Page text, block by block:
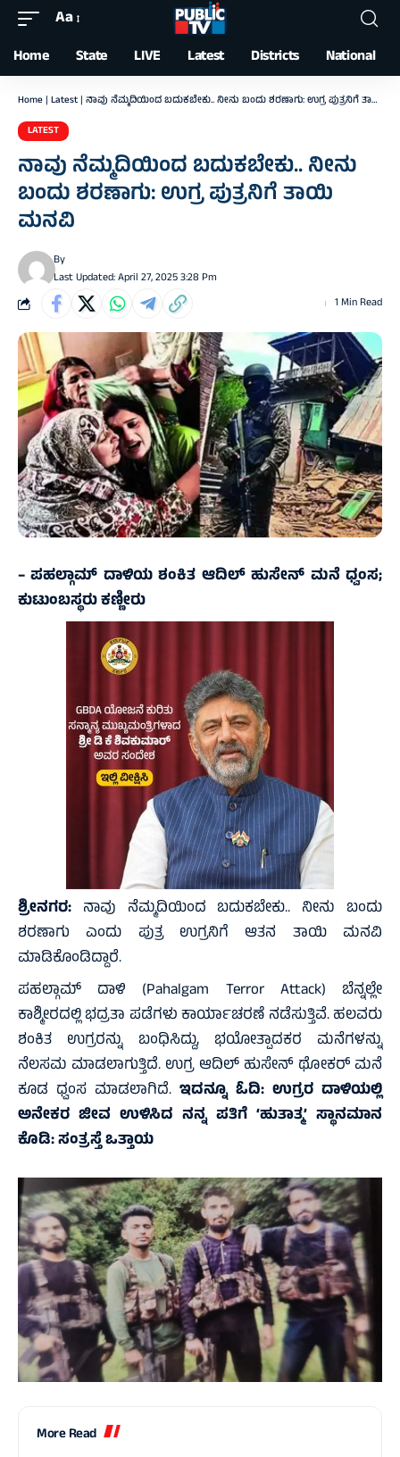
Font
Resizer
Aa
Home State LIVE Latest Districts National
Home | Latest | ನಾವು ನೆಮ್ಮದಿಯಿಂದ ಬದುಕಬೇಕು.. ನೀನು ಬಂದು ಶರಣಾಗು: ಉಗ್ರ ಪುತ್ರನಿಗೆ ತಾಯಿ ಮನವಿ
LATEST
ನಾವು ನೆಮ್ಮದಿಯಿಂದ ಬದುಕಬೇಕು.. ನೀನು
ಬಂದು ಶರಣಾಗು: ಉಗ್ರ ಪುತ್ರನಿಗೆ ತಾಯಿ
ಮನವಿ
Last Updated: April 27, 2025 3:28 Pm
By
1 Min Read
– ಪಹಲ್ಗಾಮ್‌ ದಾಳಿಯ ಶಂಕಿತ ಆದಿಲ್‌ ಹುಸೇನ್‌ ಮನೆ ಧ್ವಂಸ;
ಕುಟುಂಬಸ್ಥರು ಕಣ್ಣೀರು
ಶ್ರೀನಗರ: ನಾವು ನೆಮ್ಮದಿಯಿಂದ ಬದುಕಬೇಕು.. ನೀನು ಬಂದು
ಶರಣಾಗು ಎಂದು ಪುತ್ರ ಉಗ್ರನಿಗೆ ಆತನ ತಾಯಿ ಮನವಿ
ಮಾಡಿಕೊಂಡಿದ್ದಾರೆ.
ಪಹಲ್ಗಾಮ್‌ ದಾಳಿ (Pahalgam Terror Attack) ಬೆನ್ನಲ್ಲೇ
ಕಾಶ್ಮೀರದಲ್ಲಿ ಭದ್ರತಾ ಪಡೆಗಳು ಕಾರ್ಯಾಚರಣೆ ನಡೆಸುತ್ತಿವೆ. ಹಲವರು
ಶಂಕಿತ ಉಗ್ರರನ್ನು ಬಂಧಿಸಿದ್ದು, ಭಯೋತ್ಪಾದಕರ ಮನೆಗಳನ್ನು
ನೆಲಸಮ ಮಾಡಲಾಗುತ್ತಿದೆ. ಉಗ್ರ ಆದಿಲ್‌ ಹುಸೇನ್‌ ಥೋಕರ್‌ ಮನೆ
ಕೂಡ ಧ್ವಂಸ ಮಾಡಲಾಗಿದೆ. ಇದನ್ನೂ ಓದಿ: ಉಗ್ರರ ದಾಳಿಯಲ್ಲಿ
ಅನೇಕರ ಜೀವ ಉಳಿಸಿದ ನನ್ನ ಪತಿಗೆ ‘ಹುತಾತ್ಮ’ ಸ್ಥಾನಮಾನ
ಕೊಡಿ: ಸಂತ್ರಸ್ತೆ ಒತ್ತಾಯ
More Read